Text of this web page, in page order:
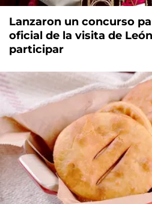
Lanzaron un concurso
oficial de la visita de
participar